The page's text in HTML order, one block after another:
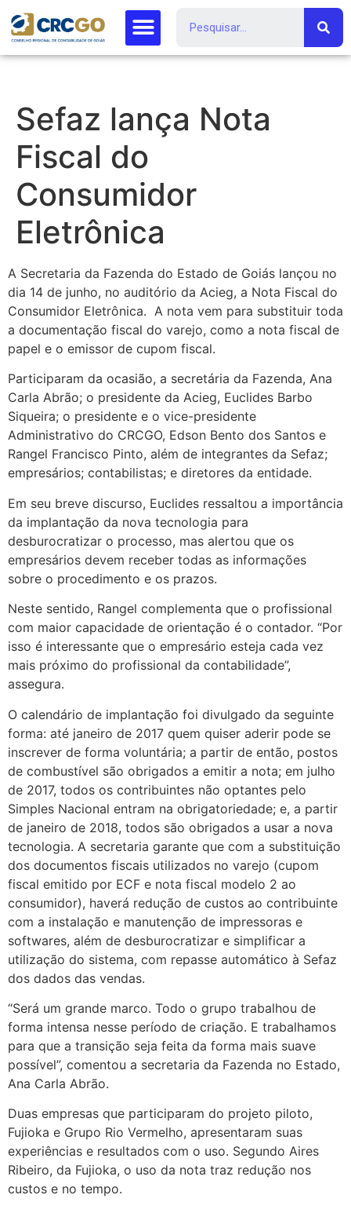
Sefaz lança Nota
Fiscal do
Consumidor
Eletrônica
A Secretaria da Fazenda do Estado de Goiás lançou no
dia 14 de junho, no auditório da Acieg, a Nota Fiscal do
Consumidor Eletrônica. A nota vem para substituir toda
a documentação fiscal do varejo, como a nota fiscal de
papel e o emissor de cupom fiscal.
Participaram da ocasião, a secretária da Fazenda, Ana
Carla Abrão; o presidente da Acieg, Euclides Barbo
Siqueira; o presidente e o vice-presidente
Administrativo do CRCGO, Edson Bento dos Santos e
Rangel Francisco Pinto, além de integrantes da Sefaz;
empresários; contabilistas; e diretores da entidade.
Em seu breve discurso, Euclides ressaltou a importância
da implantação da nova tecnologia para
desburocratizar o processo, mas alertou que os
empresários devem receber todas as informações
sobre o procedimento e os prazos.
Neste sentido, Rangel complementa que o profissional
com maior capacidade de orientação é o contador. “Por
isso é interessante que o empresário esteja cada vez
mais próximo do profissional da contabilidade”,
assegura.
O calendário de implantação foi divulgado da seguinte
forma: até janeiro de 2017 quem quiser aderir pode se
inscrever de forma voluntária; a partir de então, postos
de combustível são obrigados a emitir a nota; em julho
de 2017, todos os contribuintes não optantes pelo
Simples Nacional entram na obrigatoriedade; e, a partir
de janeiro de 2018, todos são obrigados a usar a nova
tecnologia. A secretaria garante que com a substituição
dos documentos fiscais utilizados no varejo (cupom
fiscal emitido por ECF e nota fiscal modelo 2 ao
consumidor), haverá redução de custos ao contribuinte
com a instalação e manutenção de impressoras e
softwares, além de desburocratizar e simplificar a
utilização do sistema, com repasse automático à Sefaz
dos dados das vendas.
“Será um grande marco. Todo o grupo trabalhou de
forma intensa nesse período de criação. E trabalhamos
para que a transição seja feita da forma mais suave
possível”, comentou a secretaria da Fazenda no Estado,
Ana Carla Abrão.
Duas empresas que participaram do projeto piloto,
Fujioka e Grupo Rio Vermelho, apresentaram suas
experiências e resultados com o uso. Segundo Aires
Ribeiro, da Fujioka, o uso da nota traz redução nos
custos e no tempo.